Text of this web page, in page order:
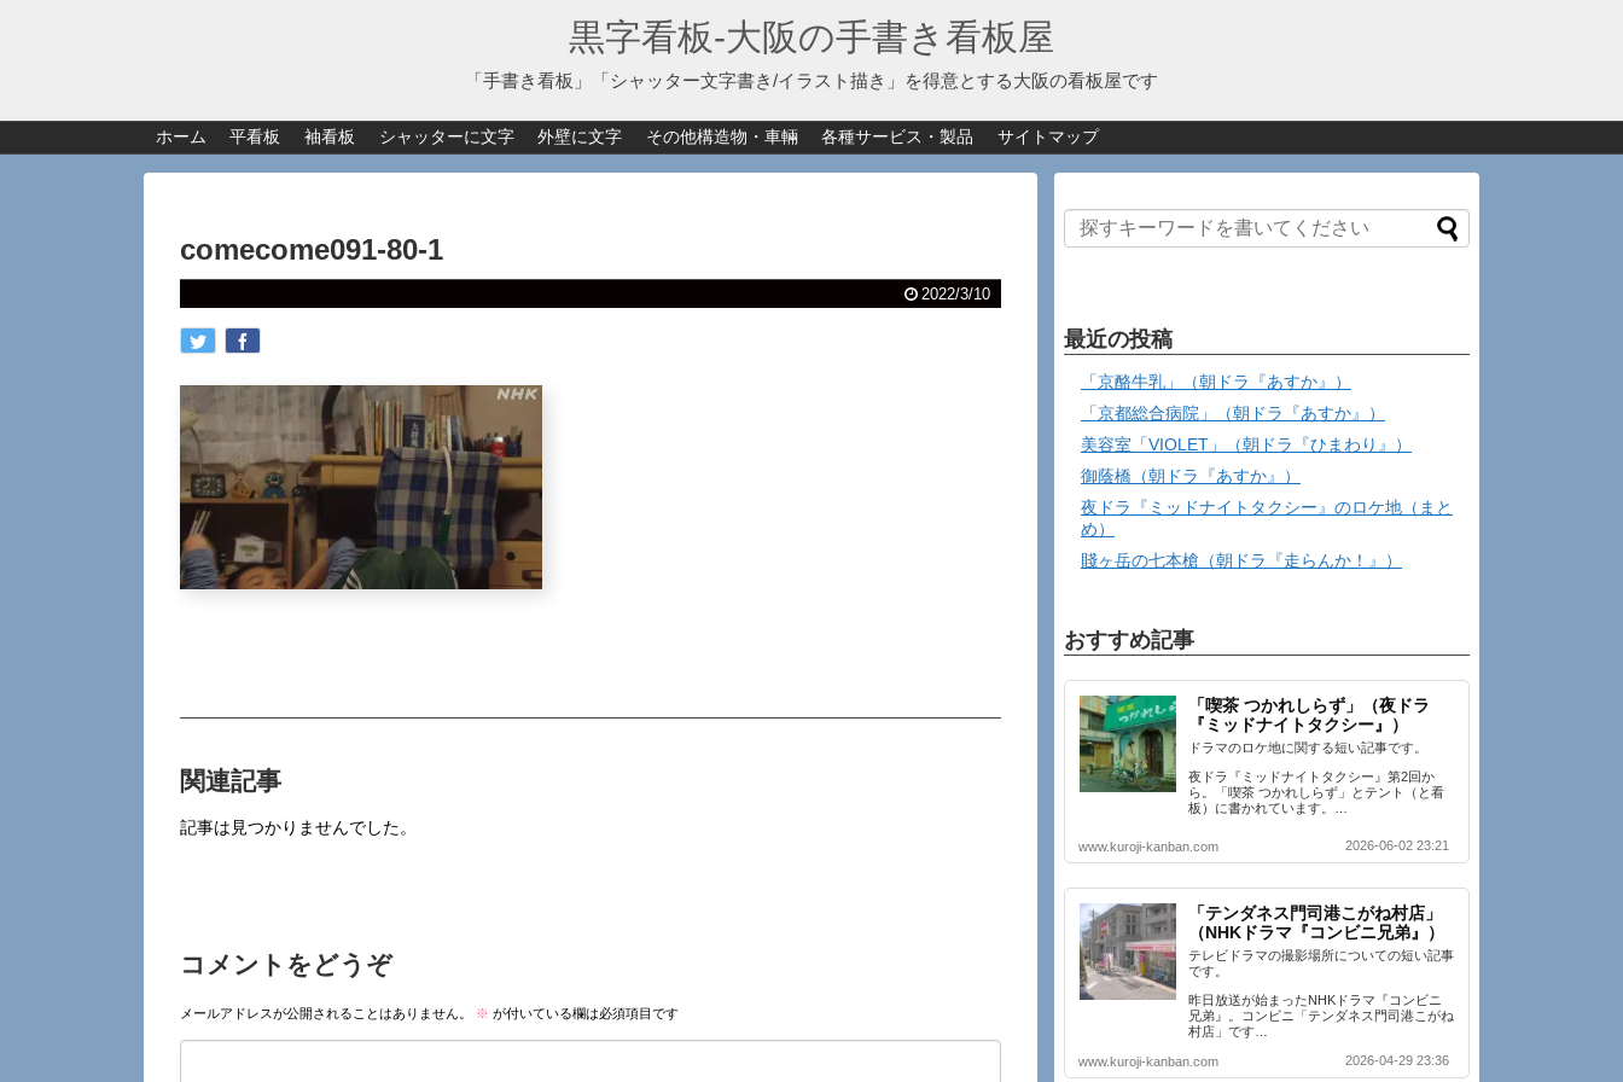
黒字看板‐大阪の手書き看板屋
「手書き看板」「シャッター文字書き/イラスト描き」を得意とする大阪の看板屋です
ホーム 平看板 袖看板 シャッターに文字 外壁に文字 その他構造物・車輛 各種サービス・製品 サイトマップ
comecome091-80-1
2022/3/10
関連記事
記事は見つかりませんでした。
コメントをどうぞ
メールアドレスが公開されることはありません。 ※ が付いている欄は必須項目です
最近の投稿
「京酪牛乳」（朝ドラ『あすか』）
「京都総合病院」（朝ドラ『あすか』）
美容室「VIOLET」（朝ドラ『ひまわり』）
御蔭橋（朝ドラ『あすか』）
夜ドラ『ミッドナイトタクシー』のロケ地（まと
め）
賤ヶ岳の七本槍（朝ドラ『走らんか！』）
おすすめ記事
「喫茶 つかれしらず」（夜ドラ
『ミッドナイトタクシー』）
ドラマのロケ地に関する短い記事です。
夜ドラ『ミッドナイトタクシー』第2回か
ら。「喫茶 つかれしらず」とテント（と看
板）に書かれています。…
www.kuroji-kanban.com 2026-06-02 23:21
「テンダネス門司港こがね村店」
（NHKドラマ『コンビニ兄弟』）
テレビドラマの撮影場所についての短い記事
です。
昨日放送が始まったNHKドラマ『コンビニ
兄弟』。コンビニ「テンダネス門司港こがね
村店」です…
www.kuroji-kanban.com 2026-04-29 23:36